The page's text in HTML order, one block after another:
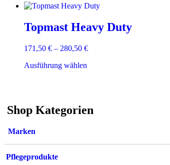
Topmast Heavy Duty
171,50 € – 280,50 €
Ausführung wählen
auf.
auf
Shop Kategorien
Marken
Pflegeprodukte